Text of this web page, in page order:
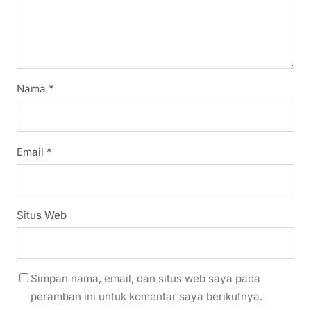
Nama *
Email *
Situs Web
Simpan nama, email, dan situs web saya pada
peramban ini untuk komentar saya berikutnya.